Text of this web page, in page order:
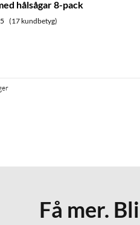
hålsågar 8-pack
(17 kundbetyg)
Få mer.